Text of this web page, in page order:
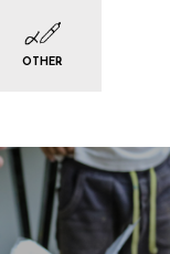
OTHER